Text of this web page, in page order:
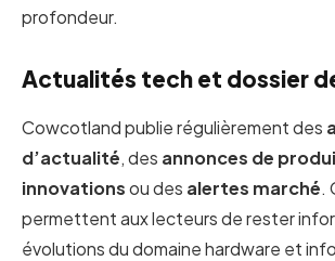
profondeur.
Actualités tech et dossier
Cowcotland publie régulièrement des
d’actualité, des annonces de
innovationsou des alertes marché.
permettent aux lecteurs de rester
évolutions du domaine hardware et